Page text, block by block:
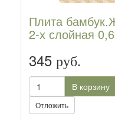
Плита
2-х слойная
345 руб.
В корзину
Отложить